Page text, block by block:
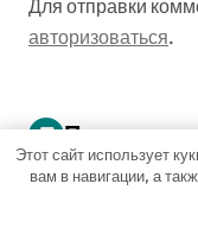
Для отправки
авторизоваться.
Поиск
Этот сайт использует
вам в навигации, а